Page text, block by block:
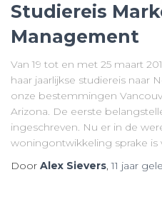
Studiereis
Management
Van 19 tot en met 25 maart
haar jaarlijkse studiereis naar
onze bestemmingen
Arizona. De eerste
ingeschreven. Nu er in de
woningontwikkeling sprake is
Door Alex Sievers,11 jaar